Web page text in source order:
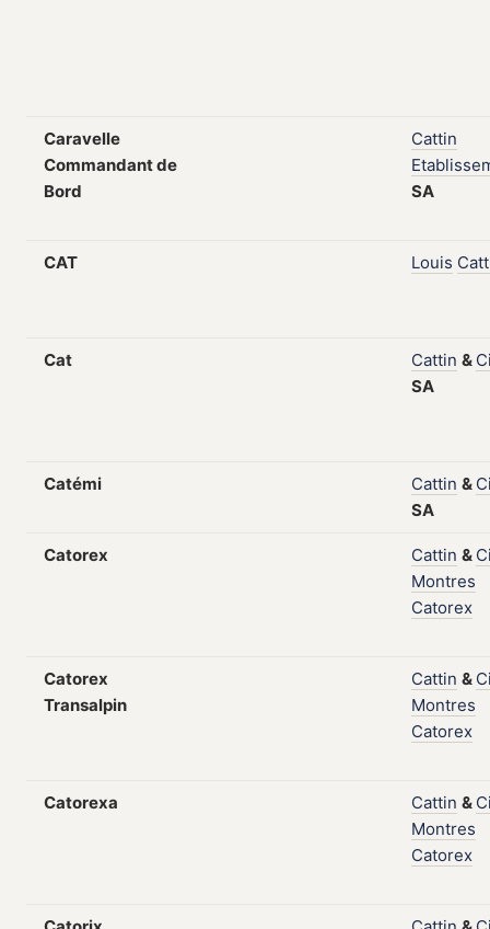
Caravelle
Commandant de
Bord
Cattin
SA
CAT Louis
Cat Cattin &
SA
Catémi Cattin &
SA
Catorex Cattin &
Montres
Catorex
Catorex
Transalpin
Cattin &
Montres
Catorex
Catorexa Cattin &
Montres
Catorex